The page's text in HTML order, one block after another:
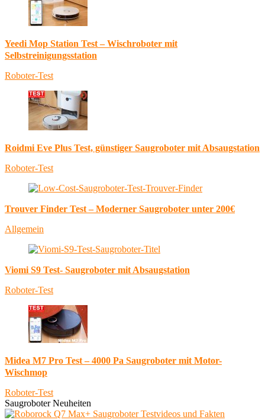
Yeedi Mop Station Test – Wischroboter mit
Selbstreinigungsstation
Roboter-Test
Roidmi Eve Plus Test, günstiger Saugroboter mit Absaugstation
Roboter-Test
Trouver Finder Test – Moderner Saugroboter unter 200€
Allgemein
Viomi S9 Test- Saugroboter mit Absaugstation
Roboter-Test
Midea M7 Pro Test – 4000 Pa Saugroboter mit Motor-
Wischmop
Roboter-Test
Saugroboter Neuheiten